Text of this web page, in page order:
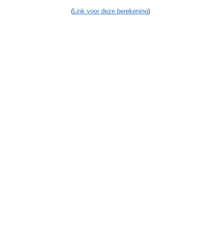
( Link voor deze berekening)